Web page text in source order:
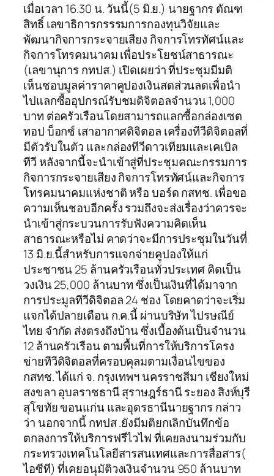
เมื่อเวลา 16.30 น. วันนี้(5 มิ.ย.) นายฐากร ตัณฑ
สิทธิ์ เลขาธิการกรรรมการกองทุนวิจัยและ
พัฒนากิจการกระจายเสียง กิจการโทรทัศน์และ
กิจการโทรคมนาคม เพื่อประโยชน์สาธารณะ
(เลขานุการ กทปส.) เปิดเผยว่า ที่ประชุมมีมติ
เห็นชอบมูลค่าราคาคูปองเงินสดส่วนลดเพื่อนำ
ไปแลกซื้ออุปกรณ์รับชมดิจิตอลจำนวน 1,000
บาท ต่อครัวเรือนโดยสามารถแลกซื้อกล่องเซต
ทอป บ็อกซ์ เสาอากาศดิจิตอล เครื่องทีวีดิจิตอลที่
มีตัวรับในตัว และกล่องทีวีดาวเทียมและเคเบิล
ทีวี หลังจากนี้จะนำเข้าสู่ที่ประชุมคณะกรรมการ
กิจการกระจายเสียง กิจการโทรทัศน์และกิจการ
โทรคมนาคมแห่งชาติ หรือ บอร์ด กสทช. เพื่อขอ
ความเห็นชอบอีกครั้ง รวมถึงจะส่งเรื่องว่าควรจะ
นำเข้าสู่กระบวนการรับฟังความคิดเห็น
สาธารณะหรือไม่ คาดว่าจะมีการประชุมในวันที่
13 มิ.ย.นี้สำหรับการแจกจ่ายคูปองให้แก่
ประชาชน 25 ล้านครัวเรือนทั่วประเทศ คิดเป็น
วงเงิน 25,000 ล้านบาท ซึ่งเป็นเงินที่ได้มาจาก
การประมูลทีวีดิจิตอล 24 ช่อง โดยคาดว่าจะเริ่ม
แจกได้ปลายเดือน ก.ค.นี้ ผ่านบริษัท ไปรษณีย์
ไทย จำกัด ส่งตรงถึงบ้าน ซึ่งเบื้องต้นเป็นจำนวน
12 ล้านครัวเรือน ตามพื้นที่การให้บริการโครง
ข่ายทีวีดิจิตอลที่ครอบคุลมตามเงื่อนไขของ
กสทช. ได้แก่ จ. กรุงเทพฯ นครราชสีมา เชียงใหม่
สงขลา อุบลราชธานี สุราษฎร์ธานี ระยอง สิงห์บุรี
สุโขทัย ขอนแก่น และอุดรธานีนายฐากร กล่าว
ว่า นอกจากนี้ กทปส .ยังมีมติยกเลิกบันทึกข้อ
ตกลงการให้บริการฟรีไวไฟ ที่เคยลงนามร่วมกับ
กระทรวงเทคโนโลยีสารสนเทศและการสื่อสาร(
ไอซีที) ที่เคยอนุมัติวงเงินจำนวน 950 ล้านบาท